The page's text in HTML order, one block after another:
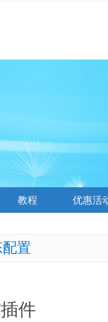
教程 优惠活
置
件